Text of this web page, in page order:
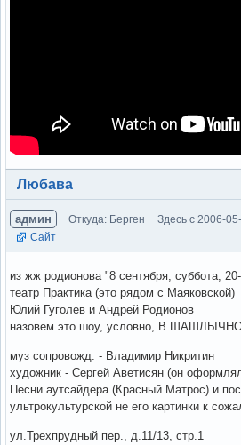
Вне форума
Любава
админ Откуда: Берген Здесь с 2006-
Сайт
из жж родионова "8 сентября, суббота,
театр Практика (это рядом с Маяковской)
Юлий Гуголев и Андрей Родионов
назовем это шоу, условно, В
муз сопровожд. - Владимир Никритин
художник - Сергей Аветисян (он
Песни аутсайдера (Красный Матрос) и
ультрокультурской не его картинки к
ул.Трехпрудный пер., д.11/13, стр.1